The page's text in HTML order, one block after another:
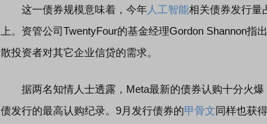
这一债券规模意味着，今年人工智能相关债券发行量
上。资管公司TwentyFour的基金经理Gordon Shannon
散投资者对其它企业信贷的需求。
据两名知情人士透露，Meta最新的债券认购十分火爆
债发行的最高认购纪录。9月发行债券的甲骨文同样也获